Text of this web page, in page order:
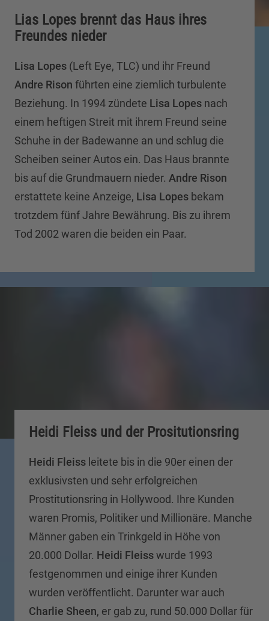
Lias Lopes brennt das Haus ihres
Freundes nieder
Lisa Lopes (Left Eye, TLC) und ihr Freund
Andre Rison führten eine ziemlich turbulente
Beziehung. In 1994 zündete Lisa Lopes nach
einem heftigen Streit mit ihrem Freund seine
Schuhe in der Badewanne an und schlug die
Scheiben seiner Autos ein. Das Haus brannte
bis auf die Grundmauern nieder. Andre Rison
erstattete keine Anzeige, Lisa Lopes bekam
trotzdem fünf Jahre Bewährung. Bis zu ihrem
Tod 2002 waren die beiden ein Paar.
Heidi Fleiss und der Prositutionsring
Heidi Fleiss leitete bis in die 90er einen der
exklusivsten und sehr erfolgreichen
Prostitutionsring in Hollywood. Ihre Kunden
waren Promis, Politiker und Millionäre. Manche
Männer gaben ein Trinkgeld in Höhe von
20.000 Dollar. Heidi Fleisswurde 1993
festgenommen und einige ihrer Kunden
wurden veröffentlicht. Darunter war auch
Charlie Sheen, er gab zu, rund 50.000 Dollar für